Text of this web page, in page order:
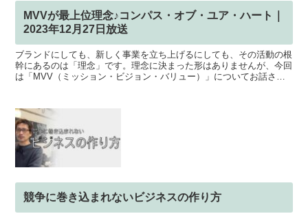
MVVが最上位理念♪コンパス・オブ・ユア・ハート｜
2023年12月27日放送
ブランドにしても、新しく事業を立ち上げるにしても、その活動の根
幹にあるのは「理念」です。理念に決まった形はありませんが、今回
は「MVV（ミッション・ビジョン・バリュー）」についてお話させ
競争に巻き込まれないビジネスの作り方